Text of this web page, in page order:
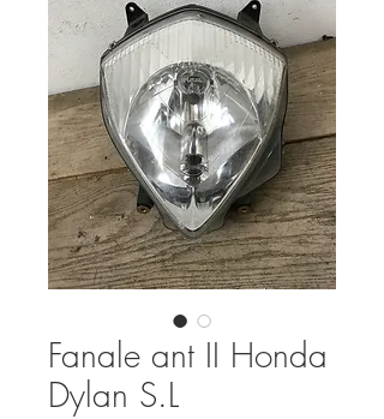
Fanale ant II Honda
Dylan S.L